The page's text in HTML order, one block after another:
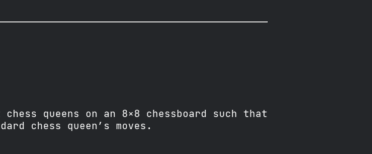
queens on an 8×8 chessboard such that
chess queen’s moves.